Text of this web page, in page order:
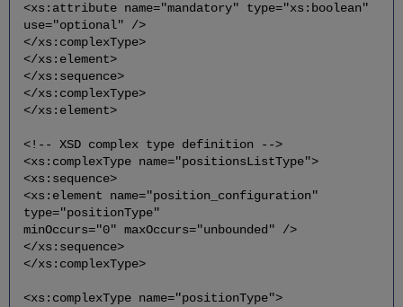
<xs:attribute name="mandatory" type="xs:boolean"
use="optional" />
</xs:complexType>
</xs:element>
</xs:sequence>
</xs:complexType>
</xs:element>
<!-- XSD complex type definition -->
<xs:complexType name="positionsListType">
<xs:sequence>
<xs:element name="position_configuration"
type="positionType"
minOccurs="0" maxOccurs="unbounded" />
</xs:sequence>
</xs:complexType>
<xs:complexType name="positionType">